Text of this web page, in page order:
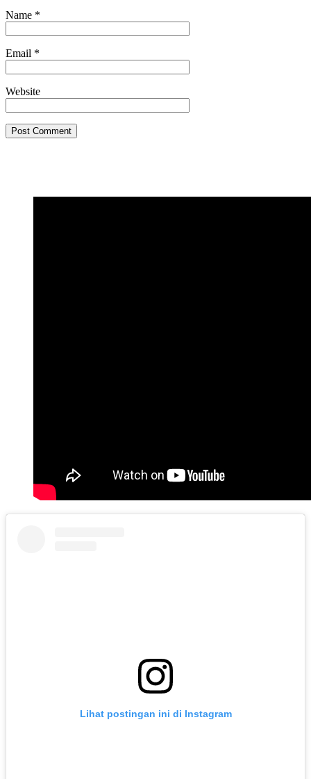
Name *
Email *
Website
Lihat postingan ini di Instagram